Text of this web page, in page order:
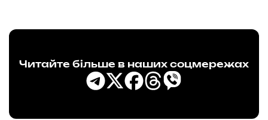
Читайте більше в наших соцмережах